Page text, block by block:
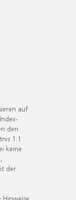
auf
den
1:1
keine
der